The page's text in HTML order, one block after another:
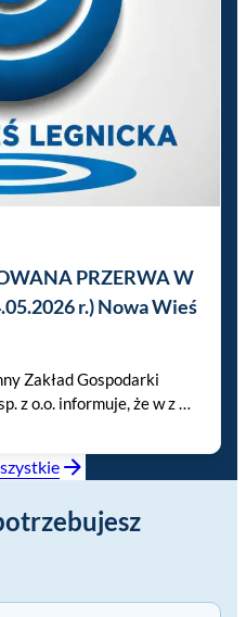
PRZERWA W
r.) Nowa Wieś
Zakład Gospodarki
z o.o. informuje, że w z …